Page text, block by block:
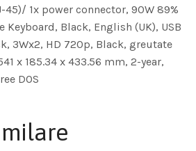
45)/ 1x power connector, 90W 89%
Keyboard, Black, English (UK), USB
3Wx2, HD 720p, Black, greutate
x 185.34 x 433.56 mm, 2-year,
DOS